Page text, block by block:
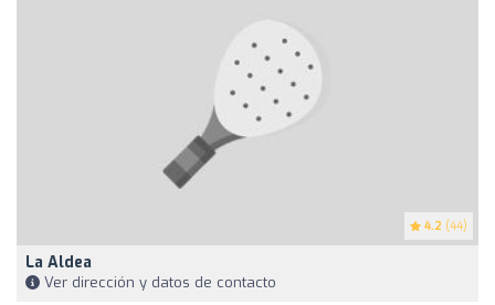
4.2 (44)
La Aldea
Ver dirección y datos de contacto